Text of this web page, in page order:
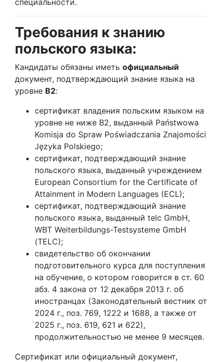
специальности.
Требования к знанию
польского языка:
Кандидаты обязаны иметь официальный
документ, подтверждающий знание языка на
уровне B2:
сертификат владения польским языком на
уровне не ниже B2, выданный Państwowa
Komisja do Spraw Poświadczania Znajomości
Języka Polskiego;
сертификат, подтверждающий знание
польского языка, выданный учреждением
European Consortium for the Certificate of
Attainment in Modern Languages (ECL);
сертификат, подтверждающий знание
польского языка, выданный telc GmbH,
WBT Weiterbildungs-Testsysteme GmbH
(TELC);
свидетельство об окончании
подготовительного курса для поступления
на обучение, о котором говорится в ст. 60
абз. 4 закона от 12 декабря 2013 г. об
иностранцах (Законодательный вестник от
2024 г., поз. 769, 1222 и 1688, а также от
2025 г., поз. 619, 621 и 622),
продолжительностью не менее 9 месяцев.
Сертификат или официальный документ,